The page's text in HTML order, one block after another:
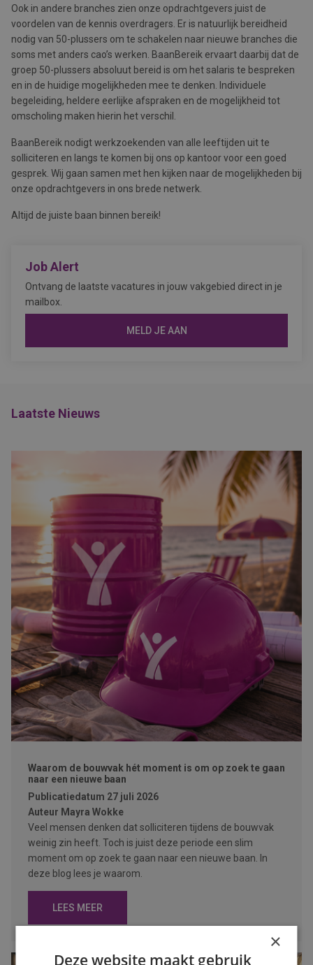
Ook in andere branches zien onze opdrachtgevers juist de
voordelen van de kennis overdragers. Er is natuurlijk bereidheid
nodig van 50-plussers om te schakelen naar nieuwe branches die
soms met anders cao’s werken. BaanBereik ervaart daarbij dat de
groep 50-plussers absoluut bereid is om het salaris te bespreken
en in de huidige mogelijkheden mee te denken. Individuele
begeleiding, heldere eerlijke afspraken en de mogelijkheid tot
omscholing maken hierin het verschil.
BaanBereik nodigt werkzoekenden van alle leeftijden uit te
solliciteren en langs te komen bij ons op kantoor voor een goed
gesprek. Wij gaan samen met hen kijken naar de mogelijkheden bij
onze opdrachtgevers in ons brede netwerk.
Altijd de juiste baan binnen bereik!
Job Alert
Ontvang de laatste vacatures in jouw vakgebied direct in je
mailbox.
MELD JE AAN
Laatste Nieuws
Waarom de bouwvak hét moment is om op zoek te gaan
naar een nieuwe baan
Publicatiedatum 27 juli 2026
Auteur Mayra Wokke
Veel mensen denken dat solliciteren tijdens de bouwvak
weinig zin heeft. Toch is juist deze periode een slim
moment om op zoek te gaan naar een nieuwe baan. In
deze blog lees je waarom.
LEES MEER
×
Deze website maakt gebruik